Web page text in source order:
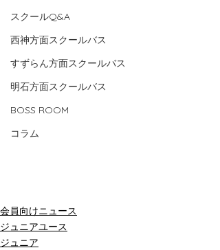
スクールQ&A
西神方面スクールバス
すずらん方面スクールバス
明石方面スクールバス
BOSS ROOM
コラム
会員向けニュース
ジュニアユース
ジュニア